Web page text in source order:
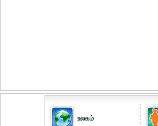
உலகம்